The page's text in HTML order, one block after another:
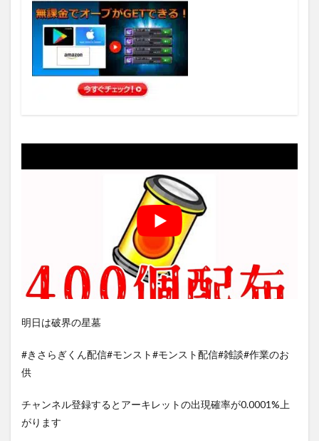
明日は破界の星墓
#きさらぎくん配信#モンスト#モンスト配信#雑談#作業のお
供
チャンネル登録するとアーキレットの出現確率が0.0001%上
がります